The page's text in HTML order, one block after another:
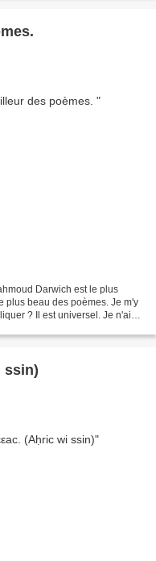
Darwich est le plus
plus beau des poèmes. Je m'y
? Il est universel. Je n'ai
ssin)